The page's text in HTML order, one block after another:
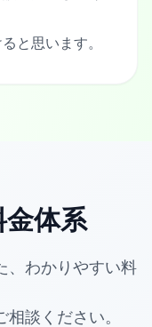
と思います。
体系
、わかりやすい料
談ください。